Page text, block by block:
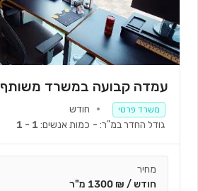
עמדה קבועה במשרד משותף
משרד פרטי
חודש
כמות אנשים:1 - 1 גודל החדר במ"ר: -
מחיר
חודש / ₪ 1300 מ"ר